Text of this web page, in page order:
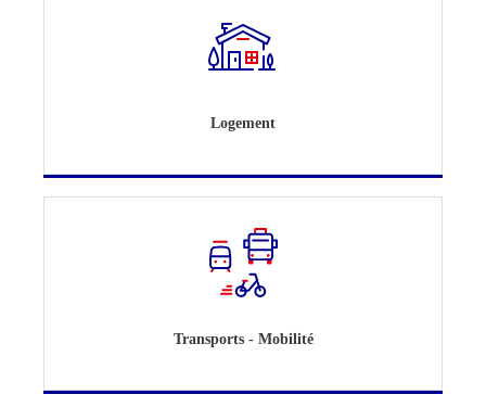
Logement
Transports - Mobilité